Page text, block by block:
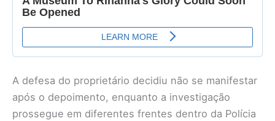
A defesa do proprietário decidiu não se manifestar
após o depoimento, enquanto a investigação
prossegue em diferentes frentes dentro da Polícia